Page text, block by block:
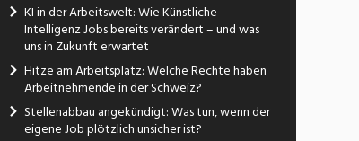
KI in der Arbeitswelt: Wie Künstliche
Intelligenz Jobs bereits verändert – und was
uns in Zukunft erwartet
Hitze am Arbeitsplatz: Welche Rechte haben
Arbeitnehmende in der Schweiz?
Stellenabbau angekündigt: Was tun, wenn der
eigene Job plötzlich unsicher ist?